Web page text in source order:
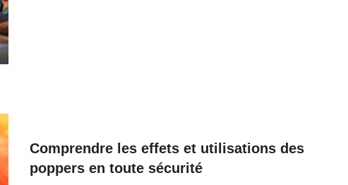
Comprendre les effets et utilisations des
poppers en toute sécurité